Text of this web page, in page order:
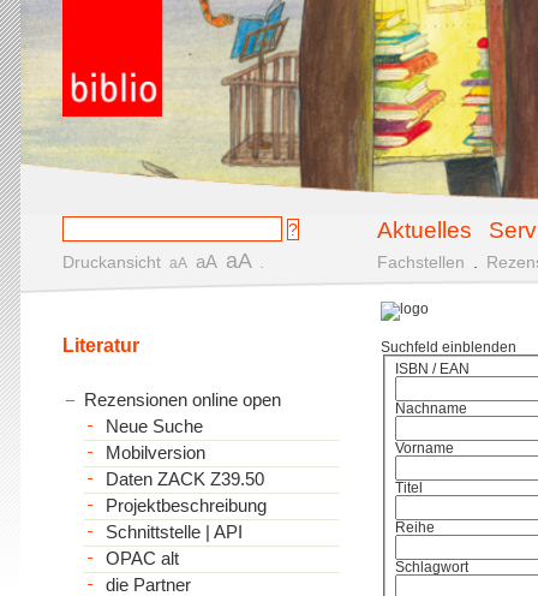
Aktuelles
Druckansicht aA aA aA Fachstellen
Suchfeld einblenden
ISBN / EAN
Nachname
Vorname
Titel
Reihe
Schlagwort
Literatur
Rezensionen online open
Neue Suche
Mobilversion
Daten ZACK Z39.50
Projektbeschreibung
Schnittstelle | API
OPAC alt
die Partner